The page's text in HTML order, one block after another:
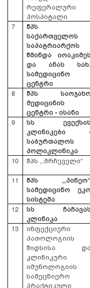
რეფერალური
ჰოსპიტალი
7
შპს
საქართველოს
საპატრიარქოს
წმინდა
და ანას სახ.
სამედიცინო
ცენტრი
8
შპს
მედიცინის
ცენტრი - ისანი
9
სს
კლინიკები
საბურთალოს
პოლიკლინიკა
10 შპს ,,მრჩეველი“
11
შპს ,,პინეო“
სამედიცინო
სისტემა
12
სს
კლინიკა
13
ინფექციური
პათოლოგიის
შიდსისა და
კლინიკური
იმუნოლოგიის
სამეცნიერო
პრაქტიკული